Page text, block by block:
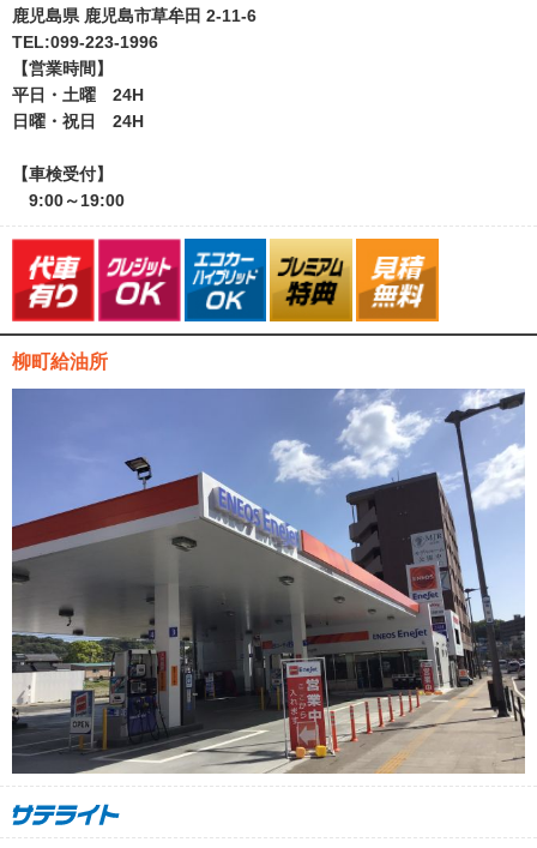
鹿児島県 鹿児島市草牟田 2-11-6
TEL:099-223-1996
【営業時間】
平日・土曜 24H
日曜・祝日 24H
【車検受付】
9:00～19:00
柳町給油所